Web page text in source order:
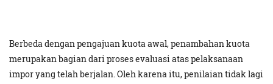
Berbeda dengan pengajuan kuota awal, penambahan kuota
merupakan bagian dari proses evaluasi atas pelaksanaan
impor yang telah berjalan. Oleh karena itu, penilaian tidak lagi